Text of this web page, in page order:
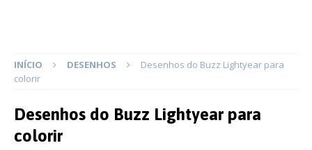
INÍCIO DESENHOS
Desenhos do Buzz Lightyear para
colorir
Desenhos do Buzz Lightyear para
colorir